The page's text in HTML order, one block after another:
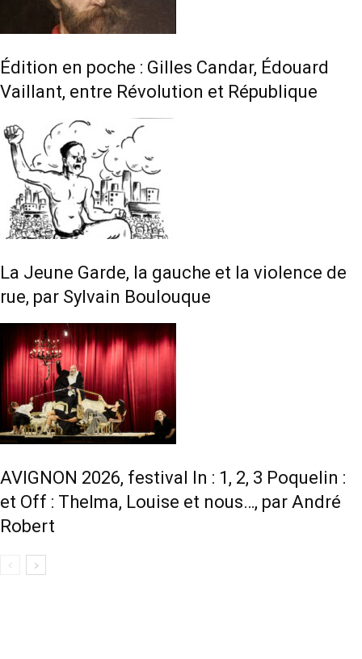
Édition en poche : Gilles Candar, Édouard
Vaillant, entre Révolution et République
La Jeune Garde, la gauche et la violence de
rue, par Sylvain Boulouque
AVIGNON 2026, festival In : 1, 2, 3 Poquelin :
et Off : Thelma, Louise et nous…, par André
Robert